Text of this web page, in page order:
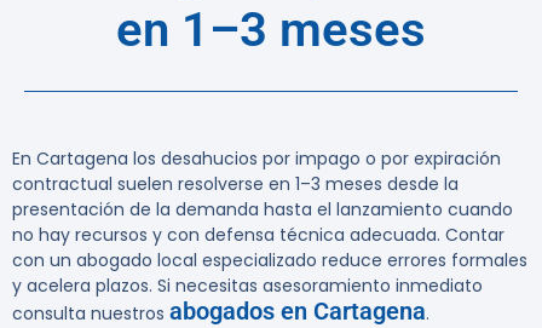
en 1–3 meses
En Cartagena los desahucios por impago o por expiración
contractual suelen resolverse en 1–3 meses desde la
presentación de la demanda hasta el lanzamiento cuando
no hay recursos y con defensa técnica adecuada. Contar
con un abogado local especializado reduce errores formales
y acelera plazos. Si necesitas asesoramiento inmediato
consulta nuestros abogados en Cartagena.